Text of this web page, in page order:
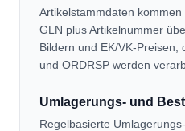
Artikelstammdaten
GLN plus Artikelnummer
Bildern und EK/VK-Preisen,
und ORDRSP werden
Umlagerungs- und
Regelbasierte